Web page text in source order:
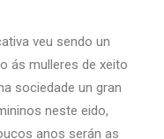
veu sendo un
ás mulleres de xeito
sociedade un gran
neste eido,
anos serán as